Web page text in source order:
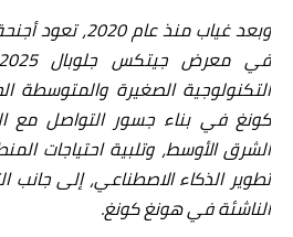
وبعد غياب منذ
التكنولوجية الصغيرة والمتوسطة
كونغ في بناء جسور التواصل
الشرق الأوسط، وتلبية احتياجات
تطوير الذكاء الاصطناعي، إلى جانب
الناشئة في هونغ كونغ.